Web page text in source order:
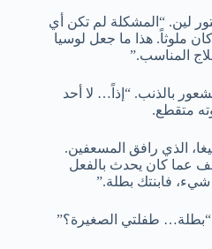
لين. “المشكلة لم تكن أي
ملوثاً. هذا ما جعل لوسيا
المناسب.”
بالذنب. “إذاً… لا أحد
متقطع.
الذي رافق المسعفين.
عما كان يحدث بالفعل
شيء، فابنتك بطلة.”
“بطلة… طفلتي الصغيرة؟”